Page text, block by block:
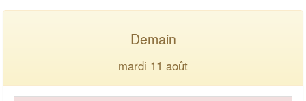
Demain
mardi 11 août